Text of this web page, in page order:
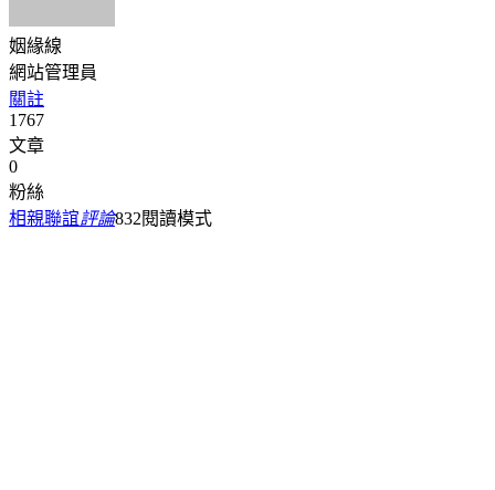
姻緣線
網站管理員
關註
1767
文章
0
粉絲
相親聯誼評論832閱讀模式